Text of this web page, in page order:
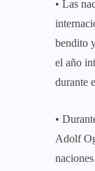
• Las
bendito
el año
durante
•
Adolf